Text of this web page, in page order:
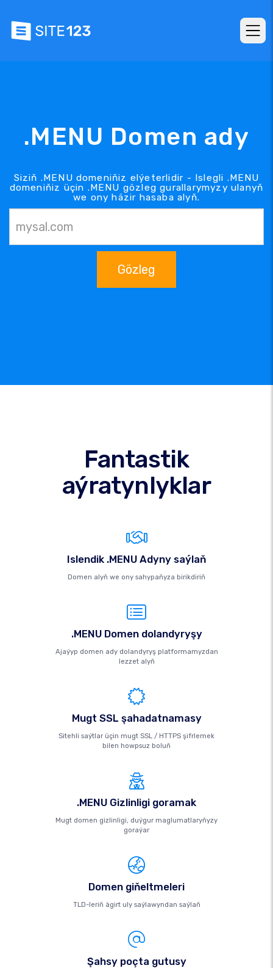
.MENU Domen ady
Siziň .MENU domeniňiz elýeterlidir - Islegli .MENU
domeniňiz üçin .MENU gözleg gurallarymyzy ulanyň
we ony häzir hasaba alyň.
Gözleg
Fantastik
aýratynlyklar
Islendik .MENU Adyny saýlaň
Domen alyň we ony sahypaňyza birikdiriň
.MENU Domen dolandyryşy
Ajaýyp domen ady dolandyryş platformamyzdan
lezzet alyň
Mugt SSL şahadatnamasy
Sitehli saýtlar üçin mugt SSL / HTTPS şifrlemek
bilen howpsuz boluň
.MENU Gizlinligi goramak
Mugt domen gizlinligi, duýgur maglumatlaryňyzy
goraýar
Domen giňeltmeleri
TLD-leriň ägirt uly saýlawyndan saýlaň
Şahsy poçta gutusy